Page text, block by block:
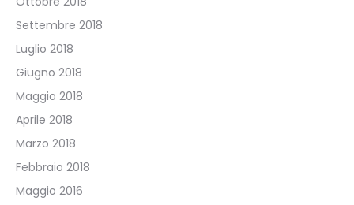
Settembre 2018
Luglio 2018
Giugno 2018
Maggio 2018
Aprile 2018
Marzo 2018
Febbraio 2018
Maggio 2016